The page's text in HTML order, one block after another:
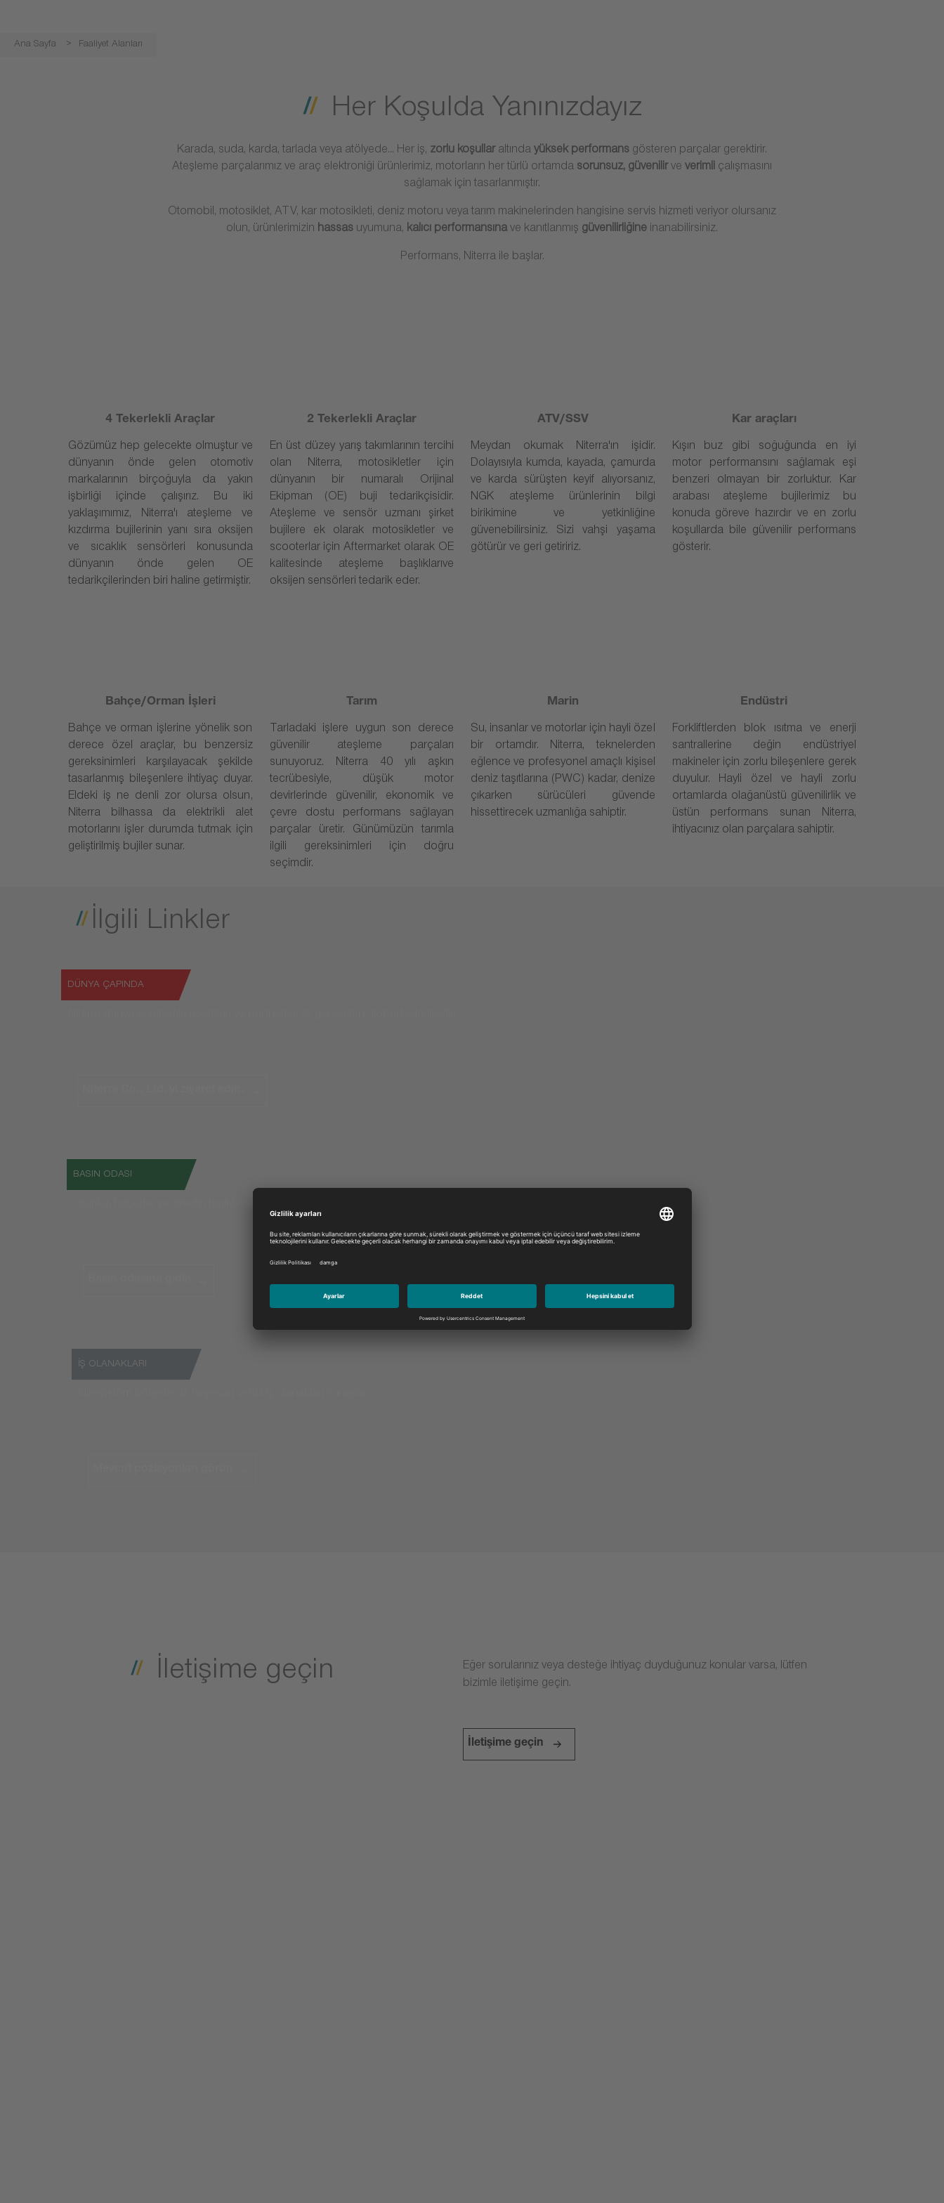
Ana Sayfa Faaliyet Alanları
Her Koşulda Yanınızdayız
Karada, suda, karda, tarlada veya atölyede... Her iş, zorlu koşullaraltında yüksek performans gösteren parçalar gerektirir.
Ateşleme parçalarımız ve araç elektroniği ürünlerimiz, motorların her türlü ortamda sorunsuz, güvenilirve verimli çalışmasını
sağlamak için tasarlanmıştır.
Otomobil, motosiklet, ATV, kar motosikleti, deniz motoru veya tarım makinelerinden hangisine servis hizmeti veriyor olursanız
olun, ürünlerimizin hassas uyumuna, kalıcı performansınave kanıtlanmış güvenilirliğine inanabilirsiniz.
Performans, Niterra ile başlar.
4 Tekerlekli Araçlar
Gözümüz hep gelecekte olmuştur ve
dünyanın önde gelen otomotiv
markalarının birçoğuyla da yakın
işbirliği içinde çalışırız. Bu iki
yaklaşımımız, Niterra'ı ateşleme ve
kızdırma bujilerinin yanı sıra oksijen
ve sıcaklık sensörleri konusunda
dünyanın önde gelen OE
tedarikçilerinden biri haline getirmiştir.
2 Tekerlekli Araçlar
En üst düzey yarış takımlarının tercihi
olan Niterra, motosikletler için
dünyanın bir numaralı Orijinal
Ekipman (OE) buji tedarikçisidir.
Ateşleme ve sensör uzmanı şirket
bujilere ek olarak motosikletler ve
scooterlar için Aftermarket olarak OE
kalitesinde ateşleme başlıklarıve
oksijen sensörleri tedarik eder.
ATV/SSV
Meydan okumak Niterra'ın işidir.
Dolayısıyla kumda, kayada, çamurda
ve karda sürüşten keyif alıyorsanız,
NGK ateşleme ürünlerinin bilgi
birikimine ve yetkinliğine
güvenebilirsiniz. Sizi vahşi yaşama
götürür ve geri getiririz.
Kar araçları
Kışın buz gibi soğuğunda en iyi
motor performansını sağlamak eşi
benzeri olmayan bir zorluktur. Kar
arabası ateşleme bujilerimiz bu
konuda göreve hazırdır ve en zorlu
koşullarda bile güvenilir performans
gösterir.
Bahçe/Orman İşleri
Bahçe ve orman işlerine yönelik son
derece özel araçlar, bu benzersiz
gereksinimleri karşılayacak şekilde
tasarlanmış bileşenlere ihtiyaç duyar.
Eldeki iş ne denli zor olursa olsun,
Niterra bilhassa da elektrikli alet
motorlarını işler durumda tutmak için
geliştirilmiş bujiler sunar.
Tarım
Tarladaki işlere uygun son derece
güvenilir ateşleme parçaları
sunuyoruz. Niterra 40 yılı aşkın
tecrübesiyle, düşük motor
devirlerinde güvenilir, ekonomik ve
çevre dostu performans sağlayan
parçalar üretir. Günümüzün tarımla
ilgili gereksinimleri için doğru
seçimdir.
Marin
Su, insanlar ve motorlar için hayli özel
bir ortamdır. Niterra, teknelerden
eğlence ve profesyonel amaçlı kişisel
deniz taşıtlarına (PWC) kadar, denize
çıkarken sürücüleri güvende
hissettirecek uzmanlığa sahiptir.
Endüstri
Forkliftlerden blok ısıtma ve enerji
santrallerine değin endüstriyel
makineler için zorlu bileşenlere gerek
duyulur. Hayli özel ve hayli zorlu
ortamlarda olağanüstü güvenilirlik ve
üstün performans sunan Niterra,
ihtiyacınız olan parçalara sahiptir.
İlgili Linkler
DÜNYA ÇAPINDA
BASIN ODASI
İŞ OLANAKLARI
İletişime geçin
Eğer sorularınız veya desteğe ihtiyaç duyduğunuz konular varsa, lütfen
bizimle iletişime geçin.
İletişime geçin